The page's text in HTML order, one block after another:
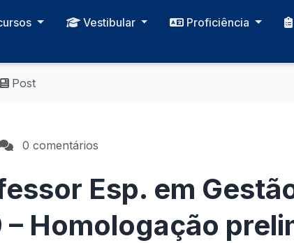
Vestibular Proficiência
Post
0 comentários
Esp. em
– Homologação